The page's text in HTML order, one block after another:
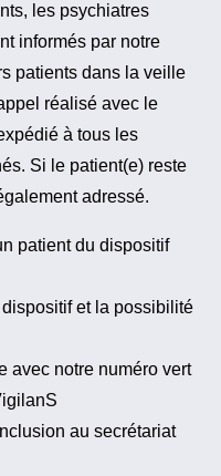
les psychiatres
informés par notre
patients dans la veille
réalisé avec le
à tous les
Si le patient(e) reste
adressé.
patient du dispositif
dispositif et la possibilité
avec notre numéro vert
au secrétariat